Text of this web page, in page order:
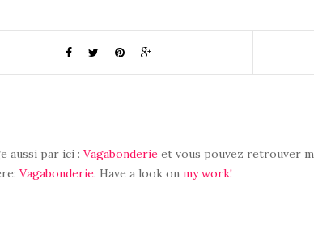
aussi par ici : Vagabonderie et vous pouvez retrouver
Vagabonderie. Have a look on my work!